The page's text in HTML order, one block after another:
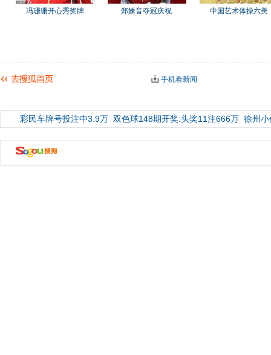
冯珊珊开心秀奖牌 郑姝音夺冠庆祝 中国艺术体操六美
手机看新闻
彩民车牌号投注中3.9万 双色球148期开奖:头奖11注666万 徐州